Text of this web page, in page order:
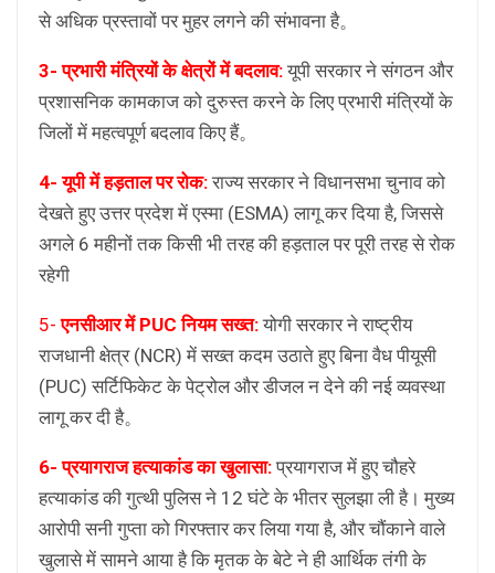
से अधिक प्रस्तावों पर मुहर लगने की संभावना है。
3- प्रभारी मंत्रियों के क्षेत्रों में बदलाव:यूपी सरकार ने संगठन और
प्रशासनिक कामकाज को दुरुस्त करने के लिए प्रभारी मंत्रियों के
जिलों में महत्वपूर्ण बदलाव किए हैं。
4- यूपी में हड़ताल पर रोक:राज्य सरकार ने विधानसभा चुनाव को
देखते हुए उत्तर प्रदेश में एस्मा (ESMA) लागू कर दिया है, जिससे
अगले 6 महीनों तक किसी भी तरह की हड़ताल पर पूरी तरह से रोक
रहेगी
5-एनसीआर में PUC नियम सख्त: योगी सरकार ने राष्ट्रीय
राजधानी क्षेत्र (NCR) में सख्त कदम उठाते हुए बिना वैध पीयूसी
(PUC) सर्टिफिकेट के पेट्रोल और डीजल न देने की नई व्यवस्था
लागू कर दी है。
6- प्रयागराज हत्याकांड का खुलासा:प्रयागराज में हुए चौहरे
हत्याकांड की गुत्थी पुलिस ने 12 घंटे के भीतर सुलझा ली है। मुख्य
आरोपी सनी गुप्ता को गिरफ्तार कर लिया गया है, और चौंकाने वाले
खुलासे में सामने आया है कि मृतक के बेटे ने ही आर्थिक तंगी के